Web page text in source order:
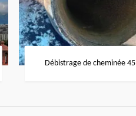
Débistrage de cheminée 45